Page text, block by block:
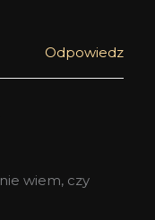
Odpowiedz
wiem, czy